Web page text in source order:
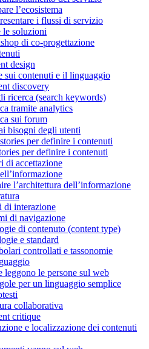
l’ecosistema
i flussi di servizio
le soluzioni
di co-progettazione
design
sui contenuti e il linguaggio
discovery
ricerca (search keywords)
tramite analytics
sui forum
bisogni degli utenti
per definire i contenuti
per definire i contenuti
di accettazione
l’architettura dell’informazione
di interazione
di navigazione
di contenuto (content type)
e standard
controllati e tassonomie
leggono le persone sul web
per un linguaggio semplice
collaborativa
critique
e localizzazione dei contenuti